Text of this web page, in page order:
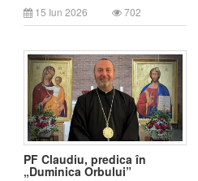
15 Iun 2026 702
PF Claudiu, predica în
„Duminica Orbului”